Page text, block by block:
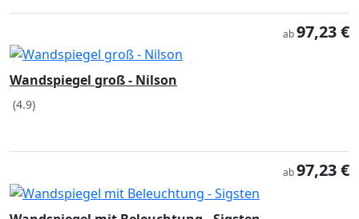
ab97,23 €
Wandspiegel groß - Nilson
(4.9)
ab97,23 €